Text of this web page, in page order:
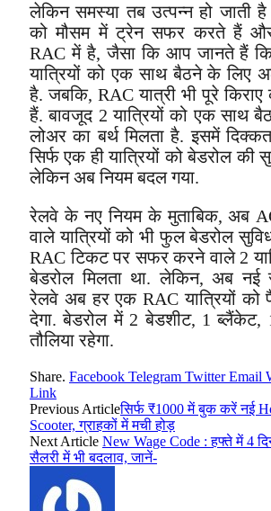
लेकिन समस्या तब उत्पन्न हो जाती
को मौसम में ट्रेन सफर करते हैं
RAC में है, जैसा कि आप जानते हैं
यात्रियों को एक साथ बैठने के लिए
है. जबकि, RAC यात्री भी पूरे
हैं. बावजूद 2 यात्रियों को एक साथ
लोअर का बर्थ मिलता है. इसमें
सिर्फ एक ही यात्रियों को बेडरोल की
लेकिन अब नियम बदल गया.
रेलवे के नए नियम के मुताबिक, अब
वाले यात्रियों को भी फुल बेडरोल
RAC टिकट पर सफर करने वाले 2
बेडरोल मिलता था. लेकिन, अब नई
रेलवे अब हर एक RAC यात्रियों को
देगा. बेडरोल में 2 बेडशीट, 1 ब्लैंकेट,
तौलिया रहेगा.
Share. Facebook Telegram Twitter Email
Link
Previous Articleसिर्फ ₹1000 में बुक करें नई
Scooter, ग्राहकों में मची होड़
Next Article New Wage Code : हफ्ते में 4
सैलरी में भी बदलाव, जानें-